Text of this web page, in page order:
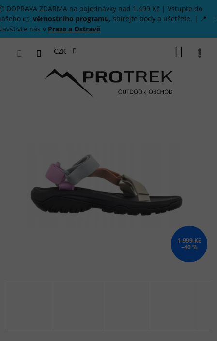
Přejít na obsah
DOPRAVA ZDARMA na objednávky nad 1.499 Kč | Vstupte do
👉 věrnostního programu, sbírejte body a ušetřete. | 📍
nás v Praze a Ostravě
CZK
1 999 Kč
–40 %